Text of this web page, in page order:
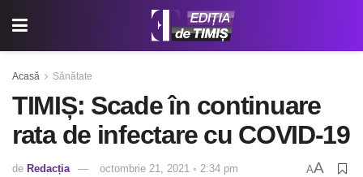
Acasă Sănătate
TIMIȘ: Scade în continuare
rata de infectare cu COVID-19
de Redacția octombrie 21, 2021 ◦ 2:34 pm AA